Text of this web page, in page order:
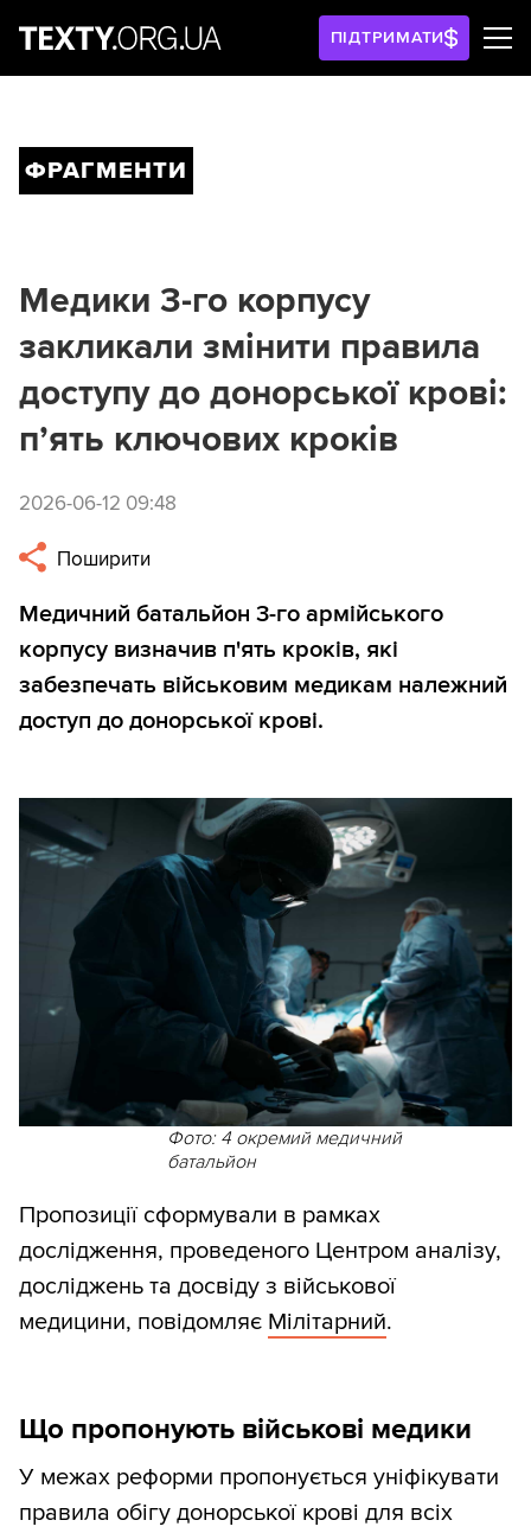
ПІДТРИМАТИ
ФРАГМЕНТИ
Медики 3-го корпусу
закликали змінити правила
доступу до донорської крові:
п’ять ключових кроків
2026-06-12 09:48
Поширити
Медичний батальйон 3-го армійського
корпусу визначив п'ять кроків, які
забезпечать військовим медикам належний
доступ до донорської крові.
Фото: 4 окремий медичний
батальйон
Пропозиції сформували в рамках
дослідження, проведеного Центром аналізу,
досліджень та досвіду з військової
медицини, повідомляє Мілітарний.
Що пропонують військові медики
У межах реформи пропонується уніфікувати
правила обігу донорської крові для всіх